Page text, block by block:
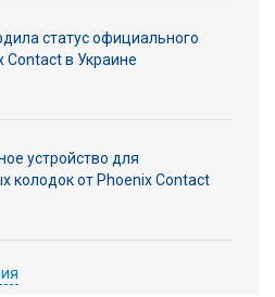
статус официального
Contact в Украине
устройство для
колодок от Phoenix Contact